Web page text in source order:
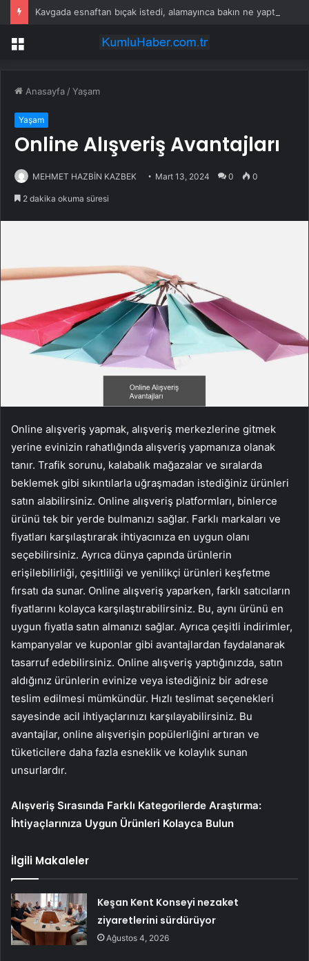
Kavgada esnaftan bıçak istedi, alamayınca bakın ne yaptı…
Menü
Anasayfa /Yaşam
Yaşam
Online Alışveriş Avantajları
MEHMET HAZBİN KAZBEK Mart 13, 2024 0 0
2 dakika okuma süresi
Online alışveriş yapmak, alışveriş merkezlerine gitmek
yerine evinizin rahatlığında alışveriş yapmanıza olanak
tanır. Trafik sorunu, kalabalık mağazalar ve sıralarda
beklemek gibi sıkıntılarla uğraşmadan istediğiniz ürünleri
satın alabilirsiniz. Online alışveriş platformları, binlerce
ürünü tek bir yerde bulmanızı sağlar. Farklı markaları ve
fiyatları karşılaştırarak ihtiyacınıza en uygun olanı
seçebilirsiniz. Ayrıca dünya çapında ürünlerin
erişilebilirliği, çeşitliliği ve yenilikçi ürünleri keşfetme
fırsatı da sunar. Online alışveriş yaparken, farklı satıcıların
fiyatlarını kolayca karşılaştırabilirsiniz. Bu, aynı ürünü en
uygun fiyatla satın almanızı sağlar. Ayrıca çeşitli indirimler,
kampanyalar ve kuponlar gibi avantajlardan faydalanarak
tasarruf edebilirsiniz. Online alışveriş yaptığınızda, satın
aldığınız ürünlerin evinize veya istediğiniz bir adrese
teslim edilmesi mümkündür. Hızlı teslimat seçenekleri
sayesinde acil ihtiyaçlarınızı karşılayabilirsiniz. Bu
avantajlar, online alışverişin popülerliğini artıran ve
tüketicilere daha fazla esneklik ve kolaylık sunan
unsurlardır.
Alışveriş Sırasında Farklı Kategorilerde Araştırma:
İhtiyaçlarınıza Uygun Ürünleri Kolayca Bulun
İlgili Makaleler
Keşan Kent Konseyi nezaket
ziyaretlerini sürdürüyor
Ağustos 4, 2026